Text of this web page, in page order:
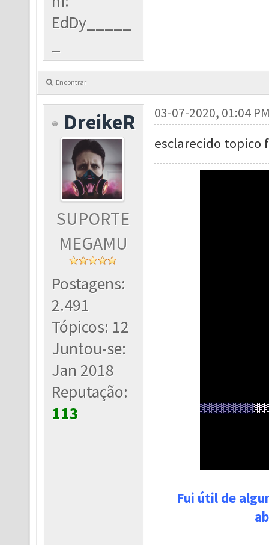
EdDy_____
Encontrar
DreikeR
SUPORTE
MEGAMU
Postagens:
2.491
Tópicos: 12
Juntou-se:
Jan 2018
Reputação:
113
03-07-2020, 01:04
esclarecido topico
Fui útil de